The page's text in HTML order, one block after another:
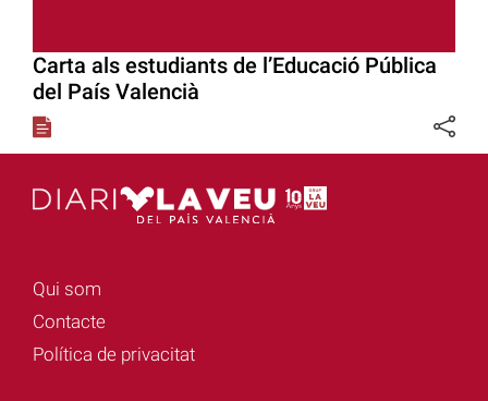
Carta als estudiants de l’Educació Pública
del País Valencià
Qui som
Contacte
Política de privacitat